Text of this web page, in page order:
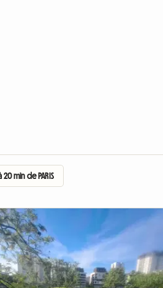
min de PARIS